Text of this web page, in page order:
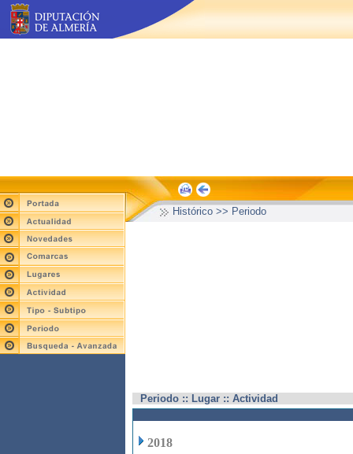
Histórico >> Periodo
Periodo :: Lugar :: Actividad
2018